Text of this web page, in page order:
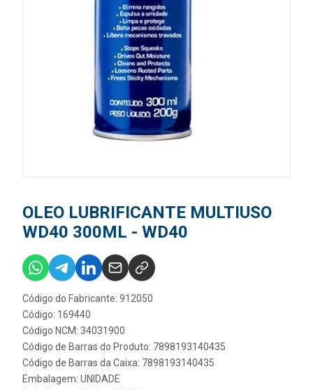
OLEO LUBRIFICANTE MULTIUSO
WD40 300ML - WD40
Código do Fabricante: 912050
Código: 169440
Código NCM: 34031900
Código de Barras do Produto: 7898193140435
Código de Barras da Caixa: 7898193140435
Embalagem: UNIDADE